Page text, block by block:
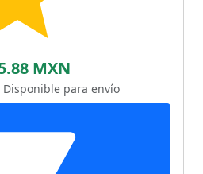
MXN
Disponible para envío